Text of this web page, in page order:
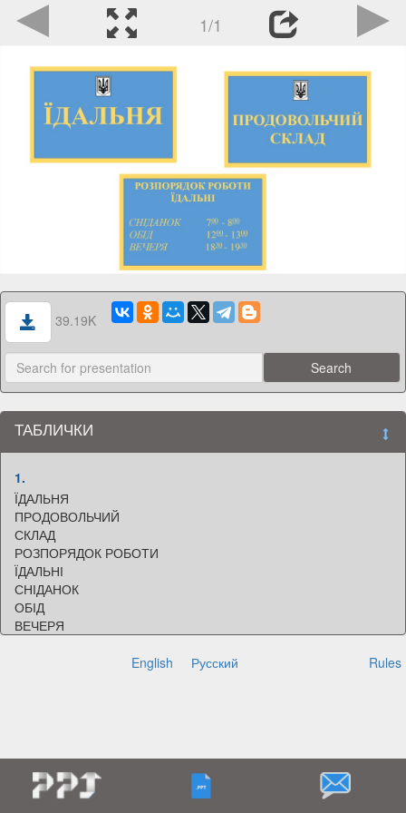
1/1
39.19K
ТАБЛИЧКИ
1.
ЇДАЛЬНЯ
ПРОДОВОЛЬЧИЙ
СКЛАД
РОЗПОРЯДОК РОБОТИ
ЇДАЛЬНІ
СНІДАНОК
ОБІД
ВЕЧЕРЯ
English Русский Rules